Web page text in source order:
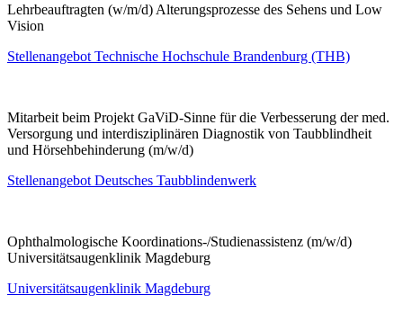
Lehrbeauftragten (w/m/d) Alterungsprozesse des Sehens und Low
Vision
Stellenangebot Technische Hochschule Brandenburg (THB)
Mitarbeit beim Projekt GaViD-Sinne für die Verbesserung der med.
Versorgung und interdisziplinären Diagnostik von Taubblindheit
und Hörsehbehinderung (m/w/d)
Stellenangebot Deutsches Taubblindenwerk
Ophthalmologische Koordinations-/Studienassistenz (m/w/d)
Universitätsaugenklinik Magdeburg
Universitätsaugenklinik Magdeburg